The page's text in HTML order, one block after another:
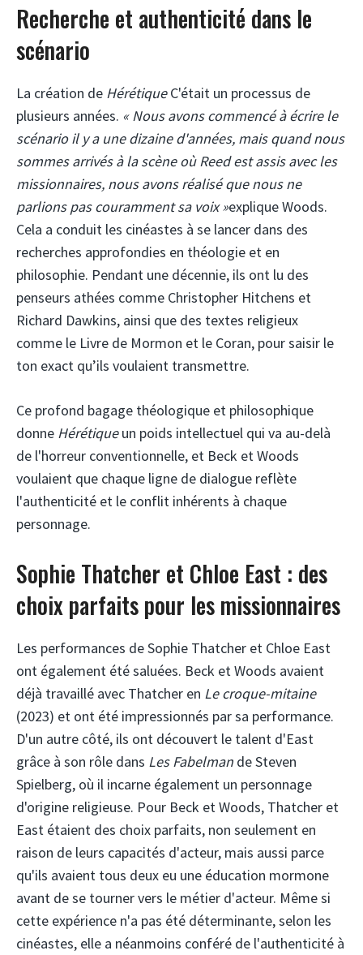
Recherche et authenticité dans le
scénario
La création de HérétiqueC'était un processus de
plusieurs années. « Nous avons commencé à écrire le
scénario il y a une dizaine d'années, mais quand nous
sommes arrivés à la scène où Reed est assis avec les
missionnaires, nous avons réalisé que nous ne
parlions pas couramment sa voix »explique Woods.
Cela a conduit les cinéastes à se lancer dans des
recherches approfondies en théologie et en
philosophie. Pendant une décennie, ils ont lu des
penseurs athées comme Christopher Hitchens et
Richard Dawkins, ainsi que des textes religieux
comme le Livre de Mormon et le Coran, pour saisir le
ton exact qu’ils voulaient transmettre.
Ce profond bagage théologique et philosophique
donne Hérétiqueun poids intellectuel qui va au-delà
de l'horreur conventionnelle, et Beck et Woods
voulaient que chaque ligne de dialogue reflète
l'authenticité et le conflit inhérents à chaque
personnage.
Sophie Thatcher et Chloe East : des
choix parfaits pour les missionnaires
Les performances de Sophie Thatcher et Chloe East
ont également été saluées. Beck et Woods avaient
déjà travaillé avec Thatcher en Le croque-mitaine
(2023) et ont été impressionnés par sa performance.
D'un autre côté, ils ont découvert le talent d'East
grâce à son rôle dans Les Fabelman de Steven
Spielberg, où il incarne également un personnage
d'origine religieuse. Pour Beck et Woods, Thatcher et
East étaient des choix parfaits, non seulement en
raison de leurs capacités d'acteur, mais aussi parce
qu'ils avaient tous deux eu une éducation mormone
avant de se tourner vers le métier d'acteur. Même si
cette expérience n'a pas été déterminante, selon les
cinéastes, elle a néanmoins conféré de l'authenticité à